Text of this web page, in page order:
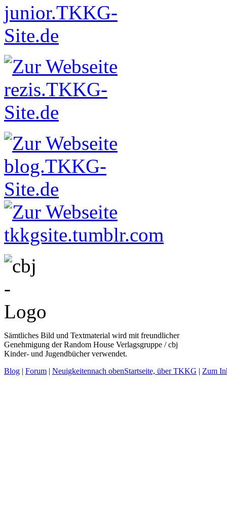
Sämtliches Bild und Textmaterial wird mit freundlicher
Genehmigung der Random House Verlagsgruppe / cbj
Kinder- und Jugendbücher verwendet.
Blog | Forum | Neuigkeitennach obenStartseite, über TKKG | Zum